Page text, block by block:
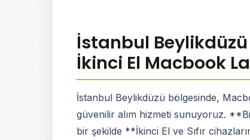
İstanbul Beylikdüzü
İkinci El Macbook
İstanbul Beylikdüzü bölgesinde,
güvenilir alım hizmeti sunuyoruz.
bir şekilde **İkinci El ve Sıfır